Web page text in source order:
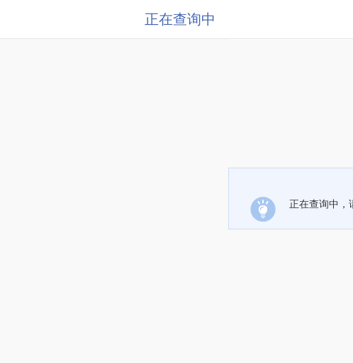
正在查询中
正在查询中，